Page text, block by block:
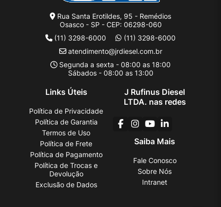
Rua Santa Erotildes, 95 - Remédios
Osasco - SP - CEP: 06298-060
(11) 3298-6000
(11) 3298-6000
atendimento@jrdiesel.com.br
Segunda a sexta - 08:00 as 18:00
Sábados - 08:00 as 13:00
Links Úteis
Política de Privacidade
Política de Garantia
Termos de Uso
Política de Frete
Política de Pagamento
Política de Trocas e
Devolução
Exclusão de Dados
J Rufinus Diesel
LTDA. nas redes
Saiba Mais
Fale Conosco
Sobre Nós
Intranet